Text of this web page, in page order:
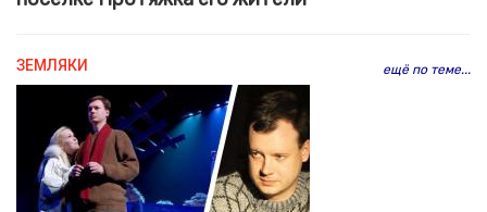
ещё по теме...
ЗЕМЛЯКИ